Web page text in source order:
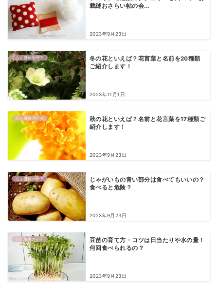
裁縫おさらい帖の会...
2023年9月23日
心と身体のケア
冬の花といえば？花言葉と名前を20種類
ご紹介します！
2023年11月1日
心と身体のケア
秋の花といえば？名前と花言葉を17種類ご
紹介します！
2023年9月23日
心と身体のケア
じゃがいもの青い部分は食べてもいいの？
食べると危険？
2023年9月23日
心と身体のケア
豆苗の育て方・コツは日当たりや水の量！
何回食べられるの？
2023年9月23日